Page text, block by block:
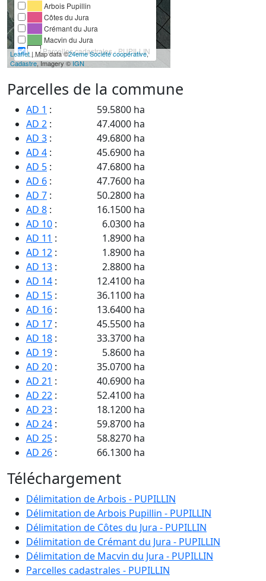
Arbois Pupillin
Côtes du Jura
Crémant du Jura
Macvin du Jura
Parcelles cadastrales - PUPILLIN
Leaflet | Map data ©24eme Société coopérative,
Cadastre, Imagery ©IGN
Parcelles de la commune
AD 1 :
59.5800 ha
AD 2 :
47.4000 ha
AD 3 :
49.6800 ha
AD 4 :
45.6900 ha
AD 5 :
47.6800 ha
AD 6 :
47.7600 ha
AD 7 :
50.2800 ha
AD 8 :
16.1500 ha
AD 10 :
6.0300 ha
AD 11 :
1.8900 ha
AD 12 :
1.8900 ha
AD 13 :
2.8800 ha
AD 14 :
12.4100 ha
AD 15 :
36.1100 ha
AD 16 :
13.6400 ha
AD 17 :
45.5500 ha
AD 18 :
33.3700 ha
AD 19 :
5.8600 ha
AD 20 :
35.0700 ha
AD 21 :
40.6900 ha
AD 22 :
52.4100 ha
AD 23 :
18.1200 ha
AD 24 :
59.8700 ha
AD 25 :
58.8270 ha
AD 26 :
66.1300 ha
AD 28:
39.1700 ha
AD 29:
20.6180 ha
AD 30:
54.5600 ha
AD 31:
59.8270 ha
AD 32:
61.9840 ha
AD 33:
59.5670 ha
AD 34:
57.8800 ha
Téléchargement
Délimitation de Arbois - PUPILLIN
Délimitation de Arbois Pupillin - PUPILLIN
Délimitation de Côtes du Jura - PUPILLIN
Délimitation de Crémant du Jura - PUPILLIN
Délimitation de Macvin du Jura - PUPILLIN
Parcelles cadastrales - PUPILLIN